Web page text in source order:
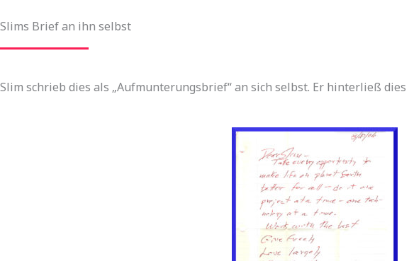
Slims Brief an ihn selbst
Slim schrieb dies als „Aufmunterungsbrief“ an sich selbst. Er hinterließ